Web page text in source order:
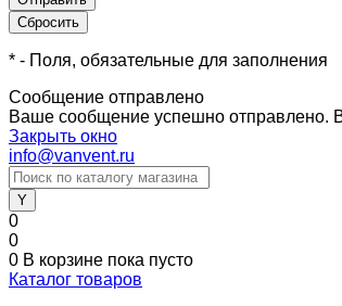
* - Поля, обязательные для заполнения
Сообщение отправлено
Ваше сообщение успешно отправлено.
Закрыть окно
info@vanvent.ru
0
0
0 В корзине пока пусто
Каталог товаров